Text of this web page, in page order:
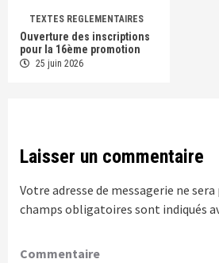
TEXTES REGLEMENTAIRES
Ouverture des inscriptions
pour la 16ème promotion
25 juin 2026
Laisser un commentaire
Votre adresse de messagerie ne sera
champs obligatoires sont indiqués
Commentaire